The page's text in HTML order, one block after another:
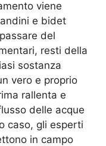
viene
e bidet
del
resti della
sostanza
vero e proprio
rallenta e
delle acque
caso, gli esperti
in campo